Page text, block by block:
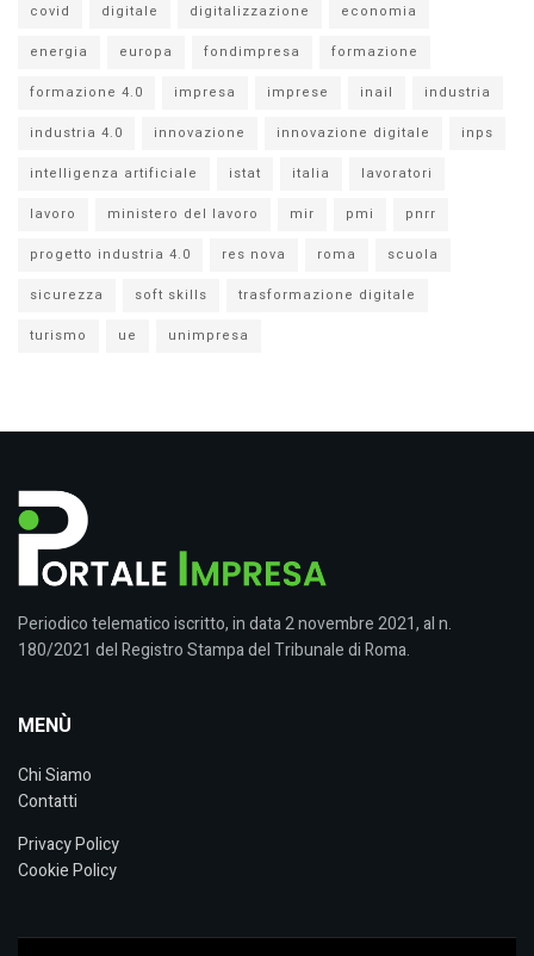
covid
digitale digitalizzazione
economia
energia
europa fondimpresa
formazione
formazione 4.0
impresa imprese inail
industria
industria 4.0
innovazione innovazione digitale
inps
intelligenza artificiale
istat italia
lavoratori
lavoro
ministero del lavoro mir pmi
pnrr
progetto industria 4.0
res nova roma
scuola
sicurezza
soft skills
trasformazione digitale
turismo
ue unimpresa
Periodico telematico iscritto, in data 2 novembre 2021, al n.
180/2021 del Registro Stampa del Tribunale di Roma.
MENÙ
Chi Siamo
Contatti
Privacy Policy
Cookie Policy